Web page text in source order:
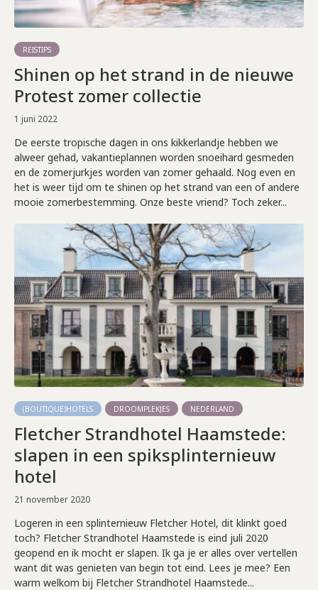
REISTIPS
Shinen op het strand in de nieuwe
Protest zomer collectie
1 juni 2022
De eerste tropische dagen in ons kikkerlandje hebben we
alweer gehad, vakantieplannen worden snoeihard gesmeden
en de zomerjurkjes worden van zomer gehaald. Nog even en
het is weer tijd om te shinen op het strand van een of andere
mooie zomerbestemming. Onze beste vriend? Toch zeker...
(BOUTIQUE)HOTELS DROOMPLEKJES NEDERLAND
Fletcher Strandhotel Haamstede:
slapen in een spiksplinternieuw
hotel
21 november 2020
Logeren in een splinternieuw Fletcher Hotel, dit klinkt goed
toch? Fletcher Strandhotel Haamstede is eind juli 2020
geopend en ik mocht er slapen. Ik ga je er alles over vertellen
want dit was genieten van begin tot eind. Lees je mee? Een
warm welkom bij Fletcher Strandhotel Haamstede...